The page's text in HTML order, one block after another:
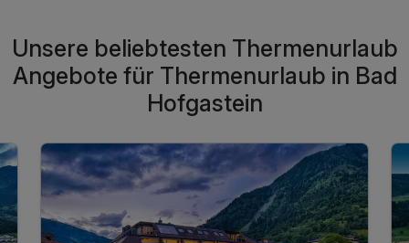
Unsere beliebtesten Thermenurlaub
Angebote für Thermenurlaub in Bad
Hofgastein